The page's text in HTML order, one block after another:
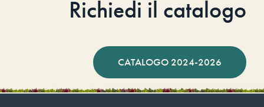
Richiedi il catalogo
CATALOGO 2024-2026